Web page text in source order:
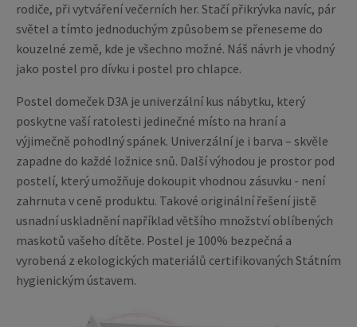
rodiče, při vytváření večerních her. Stačí přikrývka navíc, pár
světel a tímto jednoduchým způsobem se přeneseme do
kouzelné země, kde je všechno možné. Náš návrh je vhodný
jako postel pro dívku i postel pro chlapce.
Postel domeček D3A je univerzální kus nábytku, který
poskytne vaší ratolesti jedinečné místo na hraní a
výjimečně pohodlný spánek. Univerzální je i barva – skvěle
zapadne do každé ložnice snů. Další výhodou je prostor pod
postelí, který umožňuje dokoupit vhodnou zásuvku - není
zahrnuta v ceně produktu. Takové originální řešení jistě
usnadní uskladnění například většího množství oblíbených
maskotů vašeho dítěte. Postel je 100% bezpečná a
vyrobená z ekologických materiálů certifikovaných Státním
hygienickým ústavem.